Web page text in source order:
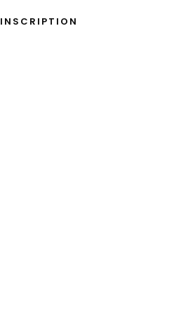
INSCRIPTION